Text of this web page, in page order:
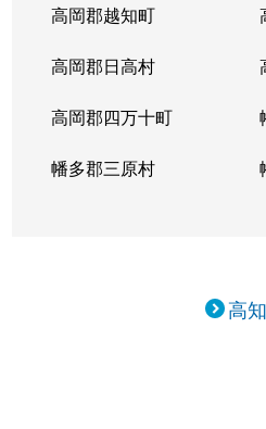
高岡郡越知町
高岡郡日高村
高岡郡四万十町
幡多郡三原村
高